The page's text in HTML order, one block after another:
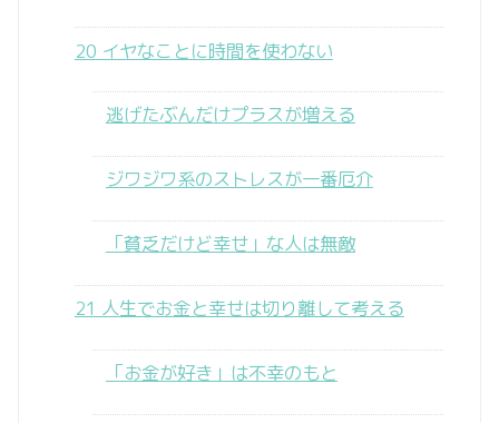
20 イヤなことに時間を使わない
逃げたぶんだけプラスが増える
ジワジワ系のストレスが一番厄介
「貧乏だけど幸せ」な人は無敵
21 人生でお金と幸せは切り離して考える
「お金が好き」は不幸のもと